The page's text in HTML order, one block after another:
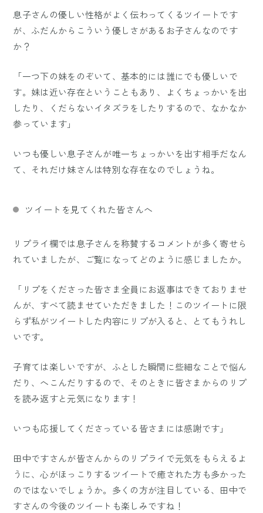
息子さんの優しい性格がよく伝わってくるツイートです
が、ふだんからこういう優しさがあるお子さんなのです
か？
「一つ下の妹をのぞいて、基本的には誰にでも優しいで
す。妹は近い存在ということもあり、よくちょっかいを出
したり、くだらないイタズラをしたりするので、なかなか
参っています」
いつも優しい息子さんが唯一ちょっかいを出す相手だなん
て、それだけ妹さんは特別な存在なのでしょうね。
ツイートを見てくれた皆さんへ
リプライ欄では息子さんを称賛するコメントが多く寄せら
れていましたが、ご覧になってどのように感じましたか。
「リプをくださった皆さま全員にお返事はできておりませ
んが、すべて読ませていただきました！このツイートに限
らず私がツイートした内容にリプが入ると、とてもうれし
いです。
子育ては楽しいですが、ふとした瞬間に些細なことで悩ん
だり、へこんだりするので、そのときに皆さまからのリプ
を読み返すと元気になります！
いつも応援してくださっている皆さまには感謝です」
田中ですさんが皆さんからのリプライで元気をもらえるよ
うに、心がほっこりするツイートで癒された方も多かった
のではないでしょうか。多くの方が注目している、田中で
すさんの今後のツイートも楽しみですね！